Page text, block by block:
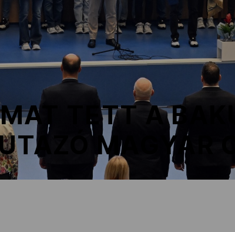
TETT A
MAGYAR